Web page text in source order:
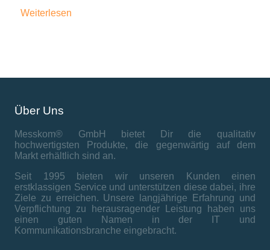
Weiterlesen
Über Uns
Messkom® GmbH bietet Dir die qualitativ
hochwertigsten Produkte, die gegenwärtig auf dem
Markt erhältlich sind an.
Seit 1995 bieten wir unseren Kunden einen
erstklassigen Service und unterstützen diese dabei, ihre
Ziele zu erreichen. Unsere langjährige Erfahrung und
Verpflichtung zu herausragender Leistung haben uns
einen guten Namen in der IT und
Kommunikationsbranche eingebracht.